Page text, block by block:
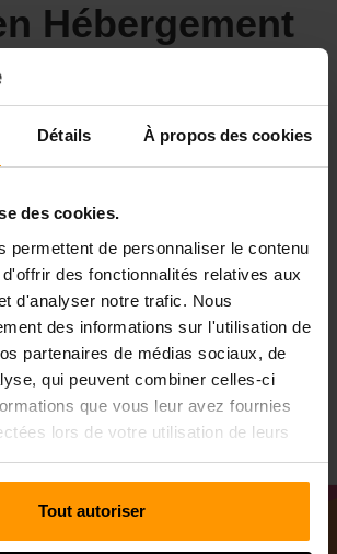
Détails À propos des cookies
des cookies.
permettent de personnaliser le contenu
des fonctionnalités relatives aux
d'analyser notre trafic. Nous
des informations sur l'utilisation de
partenaires de médias sociaux, de
qui peuvent combiner celles-ci
que vous leur avez fournies
lors de votre utilisation de leurs
Tout autoriser
Hébergement
Serveur:
Excellence: l'engagement de
qu'avec une expérience
serveurs tout aussi. L'expérience de
une épine dorsale d'hébergement
implacable et des performances
assurer que votre voyage à travers
de Veloren serait ininterrompu,